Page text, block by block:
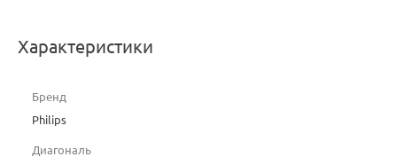
Характеристики
Бренд
Philips
Диагональ